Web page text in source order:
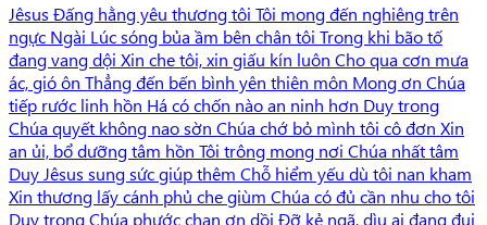
Jêsus Đấng hằng yêu thương tôi Tôi mong đến nghiêng trên
ngực Ngài Lúc sóng bủa ầm bên chân tôi Trong khi bão tố
đang vang dội Xin che tôi, xin giấu kín luôn Cho qua cơn mưa
ác, gió ôn Thẳng đến bến bình yên thiên môn Mong ơn Chúa
tiếp rước linh hồn Há có chốn nào an ninh hơn Duy trong
Chúa quyết không nao sờn Chúa chớ bỏ mình tôi cô đơn Xin
an ủi, bổ dưỡng tâm hồn Tôi trông mong nơi Chúa nhất tâm
Duy Jêsus sung sức giúp thêm Chỗ hiểm yếu dù tôi nan kham
Xin thương lấy cánh phủ che giùm Chúa có đủ cần nhu cho tôi
Duy trong Chúa phước chan ơn dồi Đỡ kẻ ngã, dìu ai đang đui